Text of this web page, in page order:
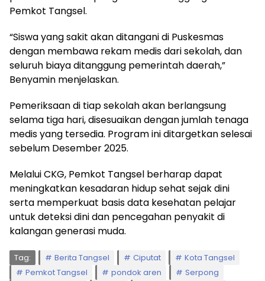
Pemkot Tangsel.
“Siswa yang sakit akan ditangani di Puskesmas
dengan membawa rekam medis dari sekolah, dan
seluruh biaya ditanggung pemerintah daerah,”
Benyamin menjelaskan.
Pemeriksaan di tiap sekolah akan berlangsung
selama tiga hari, disesuaikan dengan jumlah tenaga
medis yang tersedia. Program ini ditargetkan selesai
sebelum Desember 2025.
Melalui CKG, Pemkot Tangsel berharap dapat
meningkatkan kesadaran hidup sehat sejak dini
serta memperkuat basis data kesehatan pelajar
untuk deteksi dini dan pencegahan penyakit di
kalangan generasi muda.
Tag: Berita Tangsel Ciputat
Kota Tangsel
Pemkot Tangsel
pondok aren
Serpong